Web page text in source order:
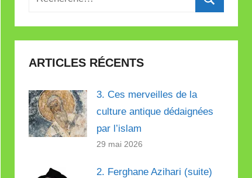
:
ARTICLES RÉCENTS
3. Ces merveilles de la
culture antique dédaignées
par l’islam
29 mai 2026
2. Ferghane Azihari (suite)